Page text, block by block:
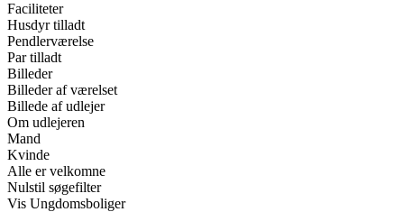
Faciliteter
Husdyr tilladt
Pendlerværelse
Par tilladt
Billeder
Billeder af værelset
Billede af udlejer
Om udlejeren
Mand
Kvinde
Alle er velkomne
Nulstil søgefilter
Vis Ungdomsboliger